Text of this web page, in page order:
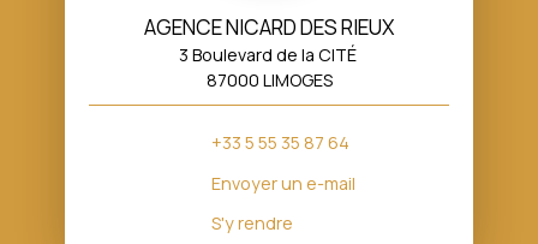
AGENCE NICARD DES RIEUX
3 Boulevard de la CITÉ
87000 LIMOGES
+33 5 55 35 87 64
Envoyer un e-mail
S'y rendre